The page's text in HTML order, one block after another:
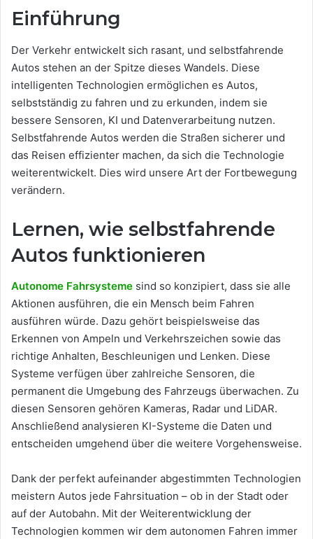
Einführung
Der Verkehr entwickelt sich rasant, und selbstfahrende
Autos stehen an der Spitze dieses Wandels. Diese
intelligenten Technologien ermöglichen es Autos,
selbstständig zu fahren und zu erkunden, indem sie
bessere Sensoren, KI und Datenverarbeitung nutzen.
Selbstfahrende Autos werden die Straßen sicherer und
das Reisen effizienter machen, da sich die Technologie
weiterentwickelt. Dies wird unsere Art der Fortbewegung
verändern.
Lernen, wie selbstfahrende
Autos funktionieren
Autonome Fahrsysteme sind so konzipiert, dass sie alle
Aktionen ausführen, die ein Mensch beim Fahren
ausführen würde. Dazu gehört beispielsweise das
Erkennen von Ampeln und Verkehrszeichen sowie das
richtige Anhalten, Beschleunigen und Lenken. Diese
Systeme verfügen über zahlreiche Sensoren, die
permanent die Umgebung des Fahrzeugs überwachen. Zu
diesen Sensoren gehören Kameras, Radar und LiDAR.
Anschließend analysieren KI-Systeme die Daten und
entscheiden umgehend über die weitere Vorgehensweise.
Dank der perfekt aufeinander abgestimmten Technologien
meistern Autos jede Fahrsituation – ob in der Stadt oder
auf der Autobahn. Mit der Weiterentwicklung der
Technologien kommen wir dem autonomen Fahren immer